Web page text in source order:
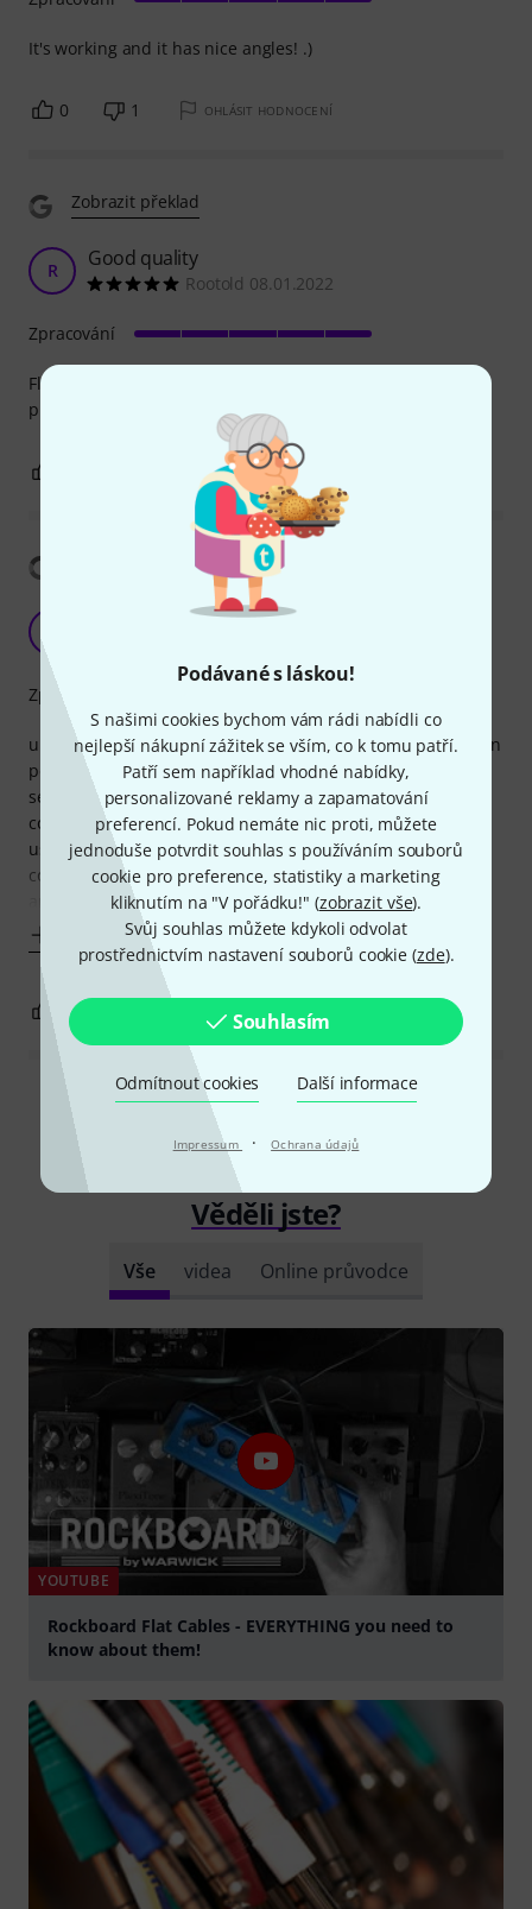
Podávané s láskou!
S našimi cookies bychom vám rádi nabídli co
nejlepší nákupní zážitek se vším, co k tomu patří.
Patří sem například vhodné nabídky,
personalizované reklamy a zapamatování
preferencí. Pokud nemáte nic proti, můžete
jednoduše potvrdit souhlas s používáním souborů
cookie pro preference, statistiky a marketing
kliknutím na "V pořádku!" (zobrazit vše).
Svůj souhlas můžete kdykoli odvolat
prostřednictvím nastavení souborů cookie (zde).
Souhlasím
Odmítnout cookies Další informace
Impressum · Ochrana údajů
It's working and it has nice angles! .)
0 1 OHLÁSIT HODNOCENÍ
Zobrazit překlad
R Good quality
Rootold 08.01.2022
Flexible, good quality cable, couldn't ask for more for that
price
Zpracování
OHLÁSIT HODNOCENÍ
Zobrazit překlad
not reliable - can not recommend
unfortunately I find that when using this with an expression
pedal between rehearsal and home, that the connection
seems at time to be lost (then with a little wiggle of the
connection, it comes back). this is then not reliable for live
use. PS: i do not seem to have this issue with the
connections that are fixed and not being regularly taken in
and out as with the
Zobrazit víc
Zpracování
OHLÁSIT HODNOCENÍ
Přečíst si všechny recenze
Věděli jste?
Vše videa Online průvodce
YOUTUBE
Rockboard Flat Cables - EVERYTHING you need to
know about them!